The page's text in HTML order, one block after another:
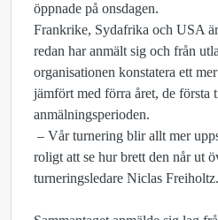
öppnade på onsdagen.
Frankrike, Sydafrika och USA
redan har anmält sig och från
organisationen konstatera ett
jämfört med förra året, de första
anmälningsperioden.
– Vår turnering blir allt mer
roligt att se hur brett den når ut
turneringsledare Niclas Freiholtz.